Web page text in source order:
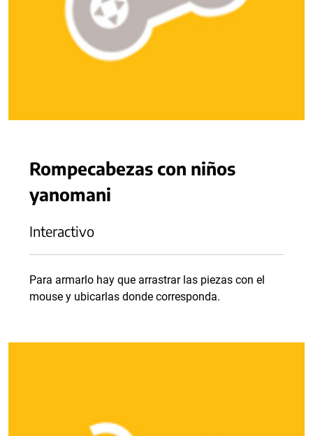
Rompecabezas con niños
yanomani
Interactivo
Para armarlo hay que arrastrar las piezas con el
mouse y ubicarlas donde corresponda.